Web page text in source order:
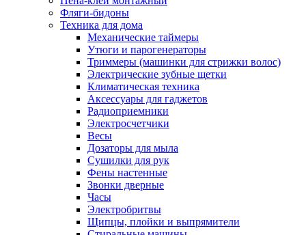
Фляги-бидоны
Техника для дома
Механические таймеры
Утюги и парогенераторы
Триммеры (машинки для стрижки волос)
Электрические зубные щетки
Климатическая техника
Аксессуары для гаджетов
Радиоприемники
Электросчетчики
Весы
Дозаторы для мыла
Сушилки для рук
Фены настенные
Звонки дверные
Часы
Электробритвы
Щипцы, плойки и выпрямители